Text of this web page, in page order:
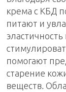
крема с КБД
питают и
помогают
старение
веществ.